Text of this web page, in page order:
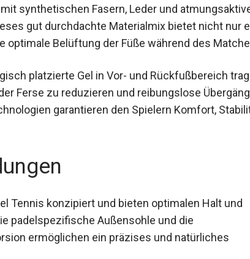
synthetischen Fasern, Leder und
ausgestattet. Dieses gut durchdachte Materialmix
platzierte Gel in Vor- und Rückfußbereich
der Ferse zu reduzieren und reibungslose
Tennis konzipiert und bieten optimalen Halt und
padelspezifische Außensohle und die